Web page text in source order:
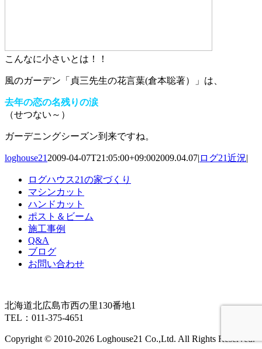
こんなに小さいとは！！
風のガーデン「貞三先生の花言葉(倉本聡著）」は、
去年の恋の名残りの涙
（せつない～）
ガーデニングシーズン到来ですね。
loghouse21 2009-04-07T21:05:00+09:002009.04.07| ログ21近況|
ログハウス21の家づくり
マシンカット
ハンドカット
ポスト＆ビーム
施工事例
Q&A
ブログ
お問い合わせ
北海道北広島市西の里130番地1
TEL：011-375-4651
Copyright © 2010-2026 Loghouse21 Co.,Ltd. All Rights Reserved.